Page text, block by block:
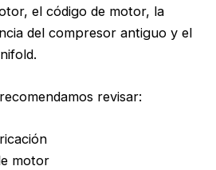
el código de motor, la
del compresor antiguo y el
revisar:
motor